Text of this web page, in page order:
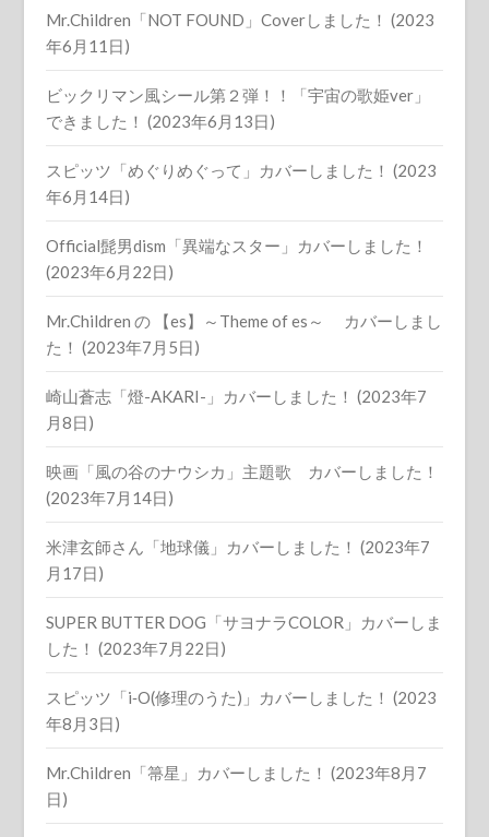
Mr.Children「NOT FOUND」Coverしました！ (2023
年6月11日)
ビックリマン風シール第２弾！！「宇宙の歌姫ver」
できました！ (2023年6月13日)
スピッツ「めぐりめぐって」カバーしました！ (2023
年6月14日)
Official髭男dism「異端なスター」カバーしました！
(2023年6月22日)
Mr.Children の 【es】～Theme of es～ カバーしまし
た！ (2023年7月5日)
崎山蒼志「燈-AKARI-」カバーしました！ (2023年7
月8日)
映画「風の谷のナウシカ」主題歌 カバーしました！
(2023年7月14日)
米津玄師さん「地球儀」カバーしました！ (2023年7
月17日)
SUPER BUTTER DOG「サヨナラCOLOR」カバーしま
した！ (2023年7月22日)
スピッツ「i‐O(修理のうた)」カバーしました！ (2023
年8月3日)
Mr.Children「箒星」カバーしました！ (2023年8月7
日)